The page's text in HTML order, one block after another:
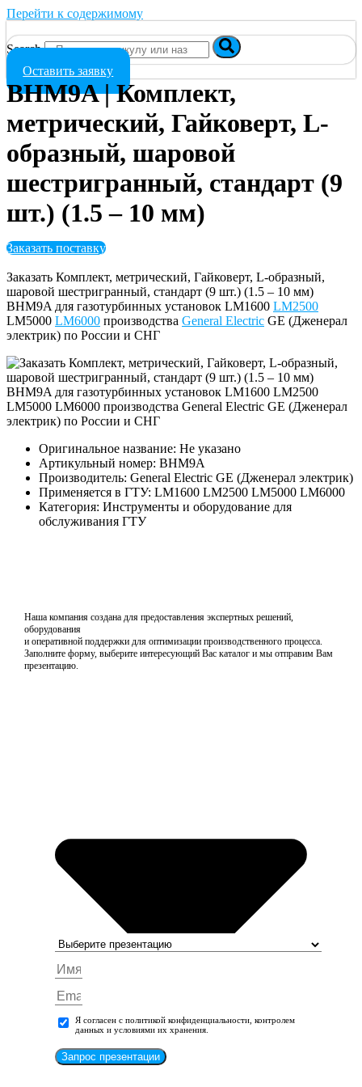
Перейти к содержимому
Search
Оставить заявку
BHM9A | Комплект,
метрический, Гайковерт, L-
образный, шаровой
шестригранный, стандарт (9
шт.) (1.5 – 10 мм)
Заказать поставку
Заказать Комплект, метрический, Гайковерт, L-образный,
шаровой шестригранный, стандарт (9 шт.) (1.5 – 10 мм)
BHM9A для газотурбинных установок LM1600 LM2500
LM5000 LM6000 производства General Electric GE (Дженерал
электрик) по России и СНГ
Оригинальное название: Не указано
Артикульный номер: BHM9A
Производитель: General Electric GE (Дженерал электрик)
Применяется в ГТУ: LM1600 LM2500 LM5000 LM6000
Категория: Инструменты и оборудование для
обслуживания ГТУ
Наша компания создана для предоставления экспертных решений,
оборудования
и оперативной поддержки для оптимизации производственного процесса.
Заполните форму, выберите интересующий Вас каталог и мы отправим Вам
презентацию.
Я согласен с политикой конфиденциальности, контролем
данных и условиями их хранения.
Запрос презентации